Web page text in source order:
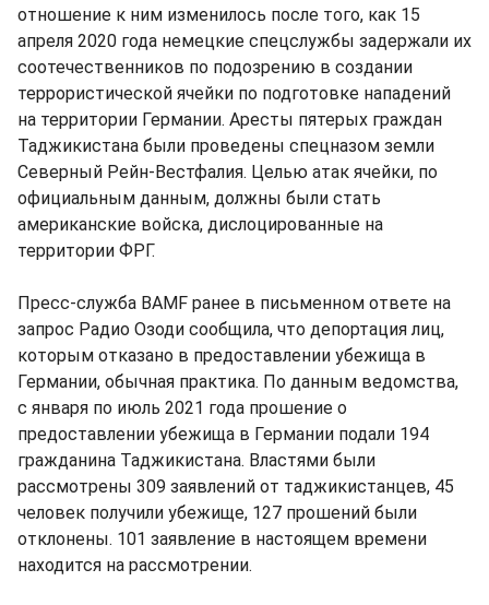
отношение к ним изменилось после того, как 15
апреля 2020 года немецкие спецслужбы задержали их
соотечественников по подозрению в создании
террористической ячейки по подготовке нападений
на территории Германии. Аресты пятерых граждан
Таджикистана были проведены спецназом земли
Северный Рейн-Вестфалия. Целью атак ячейки, по
официальным данным, должны были стать
американские войска, дислоцированные на
территории ФРГ.
Пресс-служба BAMF ранее в письменном ответе на
запрос Радио Озоди сообщила, что депортация лиц,
которым отказано в предоставлении убежища в
Германии, обычная практика. По данным ведомства,
с января по июль 2021 года прошение о
предоставлении убежища в Германии подали 194
гражданина Таджикистана. Властями были
рассмотрены 309 заявлений от таджикистанцев, 45
человек получили убежище, 127 прошений были
отклонены. 101 заявление в настоящем времени
находится на рассмотрении.